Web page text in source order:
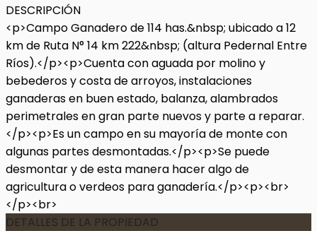
DESCRIPCIÓN
<p>Campo Ganadero de 114 has.&nbsp; ubicado a 12
km de Ruta N° 14 km 222&nbsp; (altura Pedernal Entre
Ríos).</p><p>Cuenta con aguada por molino y
bebederos y costa de arroyos, instalaciones
ganaderas en buen estado, balanza, alambrados
perimetrales en gran parte nuevos y parte a reparar.
</p><p>Es un campo en su mayoría de monte con
algunas partes desmontadas.</p><p>Se puede
desmontar y de esta manera hacer algo de
agricultura o verdeos para ganadería.</p><p><br>
</p><br>
DETALLES DE LA PROPIEDAD